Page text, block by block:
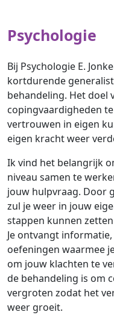
Psychologie
Bij Psychologie E.
kortdurende
behandeling. Het doel
copingvaardigheden
vertrouwen in eigen
eigen kracht weer
Ik vind het belangrijk
niveau samen te
jouw hulpvraag. Door
zul je weer in jouw
stappen kunnen
Je ontvangt
oefeningen waarmee
om jouw klachten te
de behandeling is om
vergroten zodat het
weer groeit.